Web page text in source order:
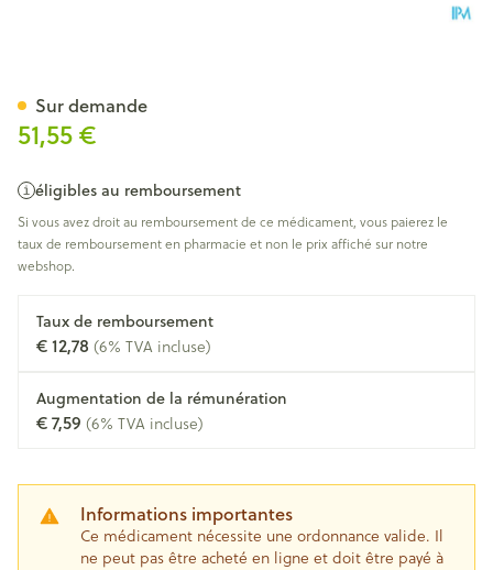
51,55 €
éligibles au remboursement
Si vous avez droit au remboursement de ce médicament, vous paierez le
taux de remboursement en pharmacie et non le prix affiché sur notre
webshop.
Taux de remboursement
€ 12,78 (6% TVA incluse)
Augmentation de la rémunération
€ 7,59 (6% TVA incluse)
Informations importantes
Ce médicament nécessite une ordonnance valide. Il
ne peut pas être acheté en ligne et doit être payé à
Sur demande